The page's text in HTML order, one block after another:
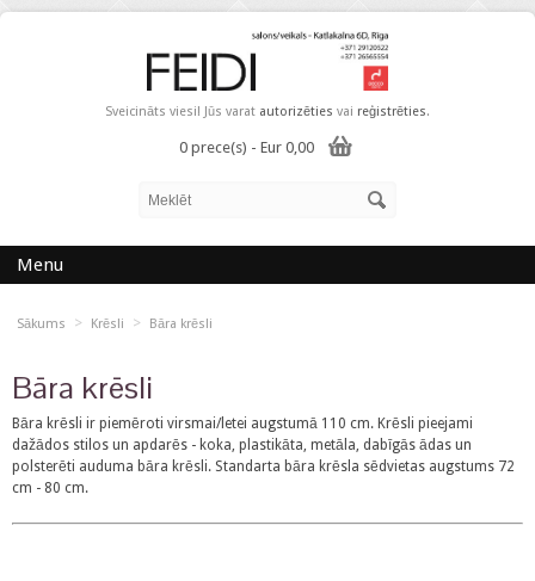
Sveicināts viesi! Jūs varat autorizēties vai reģistrēties.
0 prece(s) - Eur 0,00
Menu
Sākums > Krēsli > Bāra krēsli
Bāra krēsli
Bāra krēsli ir piemēroti virsmai/letei augstumā 110 cm. Krēsli pieejami
dažādos stilos un apdarēs - koka, plastikāta, metāla, dabīgās ādas un
polsterēti auduma bāra krēsli. Standarta bāra krēsla sēdvietas augstums 72
cm - 80 cm.